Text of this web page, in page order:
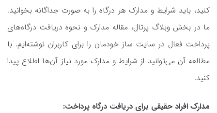
کنید، باید شرایط و مدارک هر درگاه را به صورت جداگانه بخوانید.
ما در بخش وبلاگ پرتال، مقاله مدارک و نحوه دریافت درگاه‌های
پرداخت فعال در سایت ساز خودمان را برای کاربران نوشته‌ایم. با
مطالعه آن می‌توانید از شرایط و مدارک مورد نیاز آن‌ها اطلاع پیدا
کنید.
مدارک افراد حقیقی برای دریافت درگاه پرداخت: